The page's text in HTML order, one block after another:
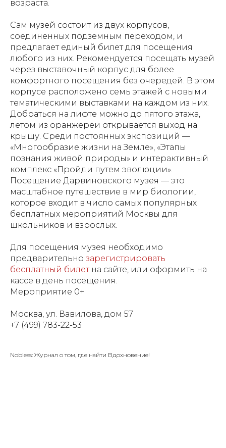
возраста.
Сам музей состоит из двух корпусов,
соединенных подземным переходом, и
предлагает единый билет для посещения
любого из них. Рекомендуется посещать музей
через выставочный корпус для более
комфортного посещения без очередей. В этом
корпусе расположено семь этажей с новыми
тематическими выставками на каждом из них.
Добраться на лифте можно до пятого этажа,
летом из оранжереи открывается выход на
крышу. Среди постоянных экспозиций —
«Многообразие жизни на Земле», «Этапы
познания живой природы» и интерактивный
комплекс «Пройди путем эволюции».
Посещение Дарвиновского музея — это
масштабное путешествие в мир биологии,
которое входит в число самых популярных
бесплатных мероприятий Москвы для
школьников и взрослых.
Для посещения музея необходимо
предварительно зарегистрировать
бесплатный билетна сайте, или оформить на
кассе в день посещения.
Мероприятие 0+
Москва, ул. Вавилова, дом 57
+7 (499) 783-22-53
Nobless: Журнал о том, где найти Вдохновение!